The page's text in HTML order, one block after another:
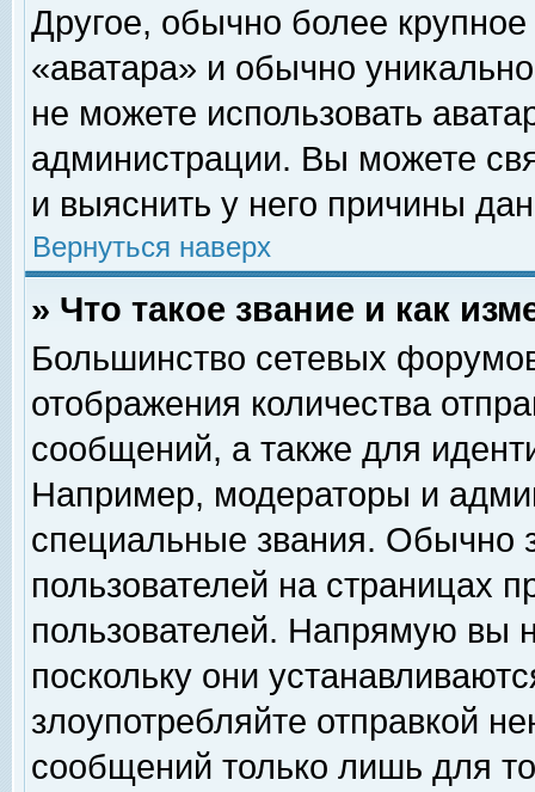
Другое, обычно более
«аватара» и обычно
не можете использовать
администрации. Вы можете
и выяснить у него причины
Вернуться наверх
» Что такое звание и как
Большинство сетевых
отображения количества
сообщений, а также для
Например, модераторы и
специальные звания. Обычно
пользователей на страницах
пользователей. Напрямую вы
поскольку они
злоупотребляйте отправкой
сообщений только лишь для